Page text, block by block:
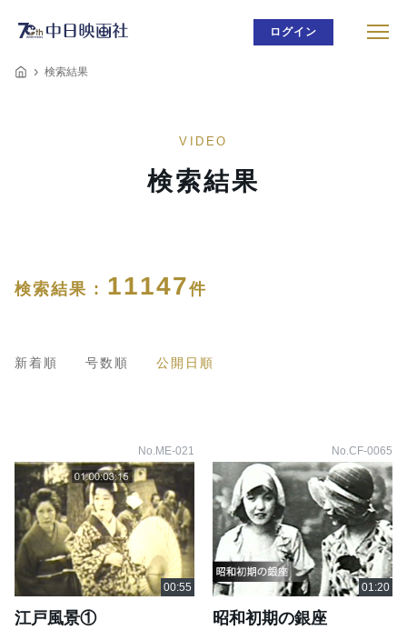
ログイン
検索結果
VIDEO
検索結果
検索結果 : 11147件
新着順 号数順 公開日順
No.ME-021
江戸風景①
No.CF-0065
昭和初期の銀座